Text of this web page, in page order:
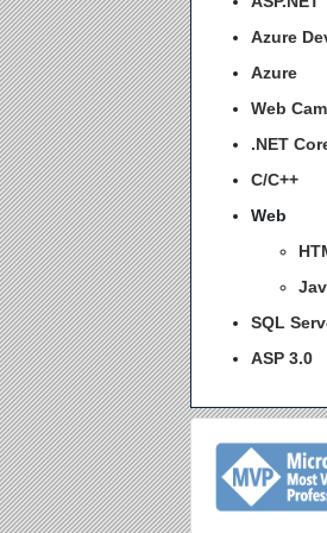
Azure
Azure
Web
.NET
C/C++
Web
SQL
ASP 3.0